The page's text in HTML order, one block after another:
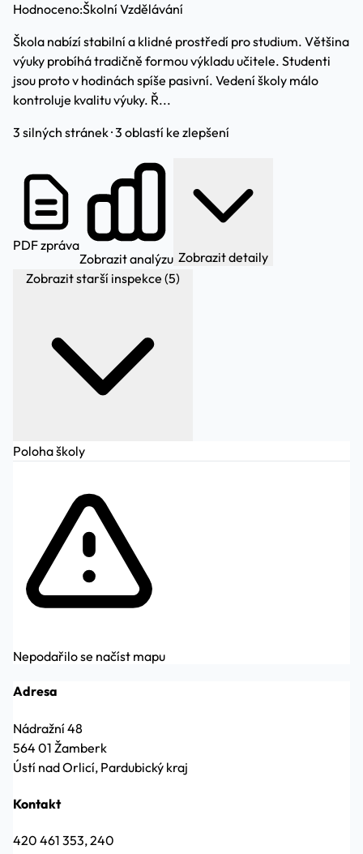
Hodnoceno:Školní Vzdělávání
Škola nabízí stabilní a klidné prostředí pro studium. Většina
výuky probíhá tradičně formou výkladu učitele. Studenti
jsou proto v hodinách spíše pasivní. Vedení školy málo
kontroluje kvalitu výuky. Ř...
3 silných stránek · 3 oblastí ke zlepšení
PDF zpráva
Zobrazit analýzu Zobrazit detaily
Zobrazit starší inspekce (5)
Poloha školy
Nepodařilo se načíst mapu
Adresa
Nádražní 48
564 01 Žamberk
Ústí nad Orlicí, Pardubický kraj
Kontakt
420 461 353, 240